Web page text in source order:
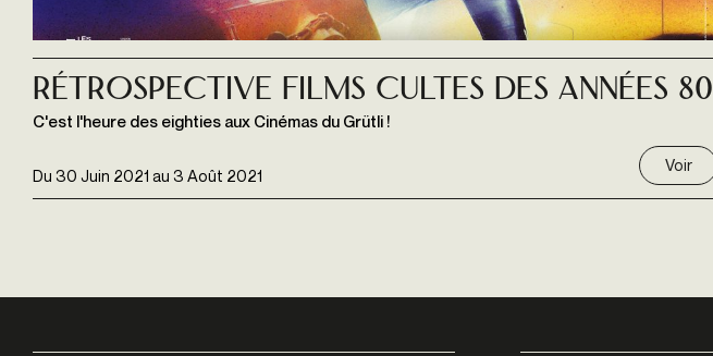
Du 30 Juin 2021 au 3 Août 2021
Rétrospective Films cultes des années 80
C'est l'heure des eighties aux Cinémas du Grütli !
Voir